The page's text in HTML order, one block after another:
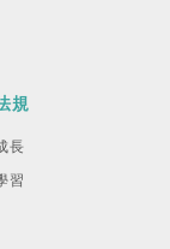
規
長
習